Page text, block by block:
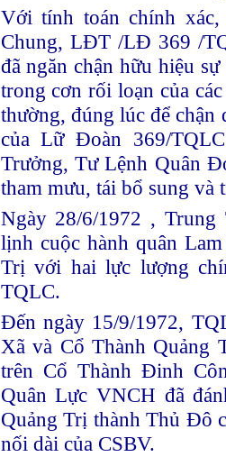
Với tính toán chính
Chung, LĐT /LĐ 369 /
đã ngăn chận hữu hiệu
trong cơn rối loạn của
thường, đúng lúc để chận
của Lữ Đoàn 369/
Trưởng, Tư Lệnh Quân
tham mưu, tái bổ sung và
Ngày 28/6/1972 ,
lịnh cuộc hành quân
Trị với hai lực lượng
TQLC.
Đến ngày 15/9/1972,
Xã và Cổ Thành
trên Cổ Thành Đinh
Quân Lực VNCH đã
Quảng Trị thành Thủ Đô
nối dài của CSBV.